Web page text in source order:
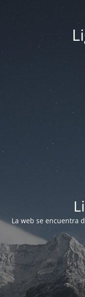
La web se encuentra